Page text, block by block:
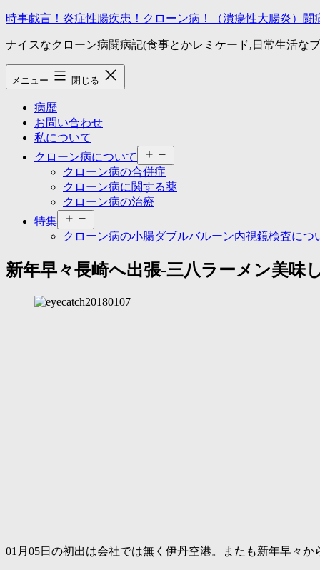
コ
テ
ン
ツ
へ
時事戯言！炎症性腸疾患！クローン病！（潰瘍性大腸炎）闘
ナイスなクローン病闘病記(食事とかレミケード,日常生活な
メニュー 閉じる
病歴
お問い合わせ
私について
クローン病について
ニ
ュ
ー
く
クローン病の合併症
クローン病に関する薬
クローン病の治療
特集
ニ
ュ
を
クローン病の小腸ダブルバルーン内視鏡検査につ
新年早々長崎へ出張-三八ラーメン美味
01月05日の初出は会社では無く伊丹空港。またも新年早々